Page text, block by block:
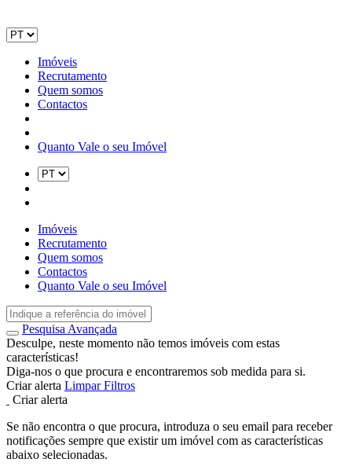
Imóveis
Recrutamento
Quem somos
Contactos
Quanto Vale o seu Imóvel
Imóveis
Recrutamento
Quem somos
Contactos
Quanto Vale o seu Imóvel
Pesquisa Avançada
Desculpe, neste momento não temos imóveis com estas
características!
Diga-nos o que procura e encontraremos sob medida para si.
Criar alerta Limpar Filtros
Criar alerta
Se não encontra o que procura, introduza o seu email para receber
notificações sempre que existir um imóvel com as características
abaixo selecionadas.